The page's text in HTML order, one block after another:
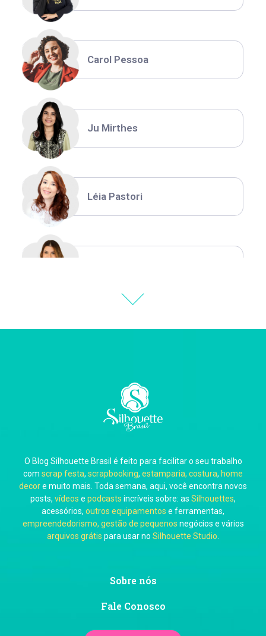
Carol Pessoa
Ju Mirthes
Léia Pastori
Carla Eschberger
Carol Pessoa
Ju Mirthes
O Blog Silhouette Brasil é feito para facilitar o seu trabalho
com scrap festa, scrapbooking, estamparia, costura, home
decore muito mais. Toda semana, aqui, você encontra novos
posts, vídeos e podcasts incríveis sobre: as Silhouettes,
acessórios, outros equipamentos e ferramentas,
empreendedorismo, gestão de pequenos negócios e vários
arquivos grátis para usar no Silhouette Studio
Sobre nós
Fale Conosco